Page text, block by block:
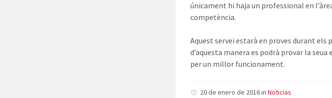
únicament hi haja un professional en
competència.
Aquest servei estarà en proves durant
d’aquesta manera es podrà provar la
per un millor funcionament.
20 de enero de 2016inNoticias